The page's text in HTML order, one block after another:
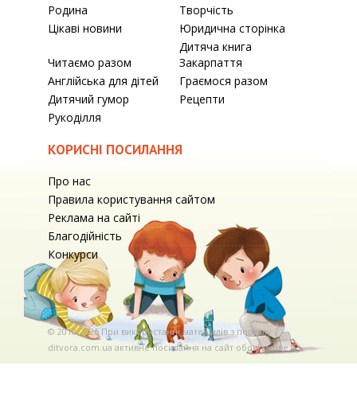
Родина
Творчість
Цікаві новини
Юридична сторінка
Читаємо разом
Дитяча книга
Закарпаття
Англійська для дітей
Граємося разом
Дитячий гумор
Рецепти
Рукоділля
КОРИСНІ ПОСИЛАННЯ
Про нас
Правила користування сайтом
Реклама на сайті
Благодійність
Конкурси
© 2010-2026 При використаннi матерiалiв з порталу
ditvora.com.ua активне посилання на сайт обов'язкове. .